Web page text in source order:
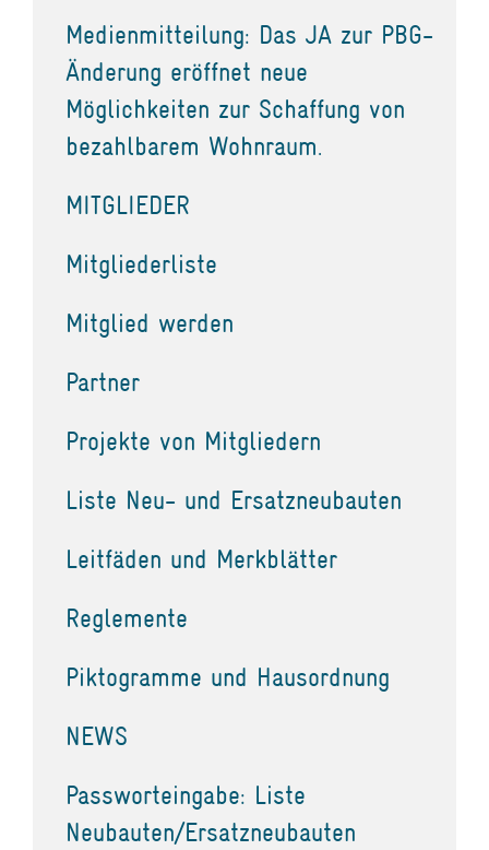
Medienmitteilung: Das JA zur PBG-
Änderung eröffnet neue
Möglichkeiten zur Schaffung von
bezahlbarem Wohnraum.
MITGLIEDER
Mitgliederliste
Mitglied werden
Partner
Projekte von Mitgliedern
Liste Neu- und Ersatzneubauten
Leitfäden und Merkblätter
Reglemente
Piktogramme und Hausordnung
NEWS
Passworteingabe: Liste
Neubauten/Ersatzneubauten